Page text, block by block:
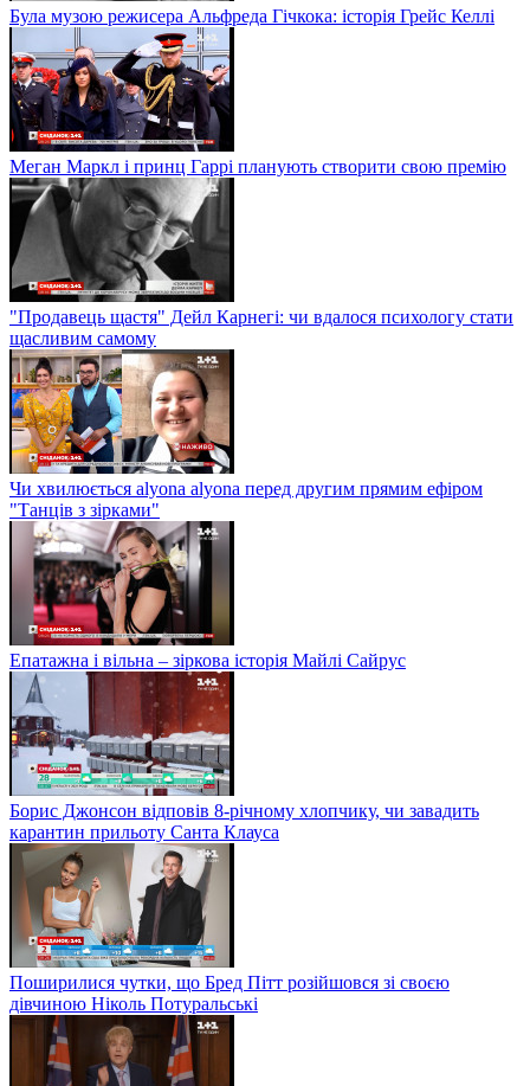
Була музою режисера Альфреда Гічкока: історія Грейс Келлі
Меган Маркл і принц Гаррі планують створити свою премію
"Продавець щастя" Дейл Карнегі: чи вдалося психологу стати
щасливим самому
Чи хвилюється alyona alyona перед другим прямим ефіром
"Танців з зірками"
Епатажна і вільна – зіркова історія Майлі Сайрус
Борис Джонсон відповів 8-річному хлопчику, чи завадить
карантин прильоту Санта Клауса
Поширилися чутки, що Бред Пітт розійшовся зі своєю
дівчиною Ніколь Потуральські